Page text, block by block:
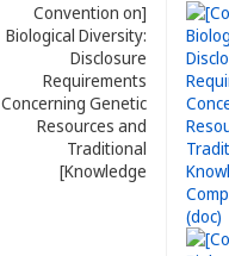
[Convention on
Biological Diversity:
Disclosure
Requirements
Concerning Genetic
Resources and
Traditional
Knowledge]